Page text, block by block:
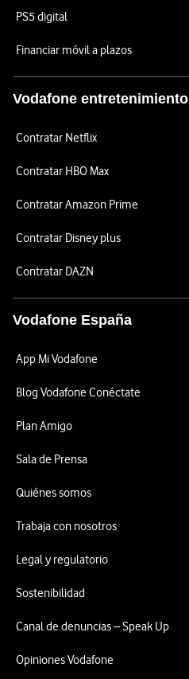
PS5 digital
Financiar móvil a plazos
Vodafone entretenimiento
Contratar Netflix
Contratar HBO Max
Contratar Amazon Prime
Contratar Disney plus
Contratar DAZN
Vodafone España
App Mi Vodafone
Blog Vodafone Conéctate
Plan Amigo
Sala de Prensa
Quiénes somos
Trabaja con nosotros
Legal y regulatorio
Sostenibilidad
Canal de denuncias – Speak Up
Opiniones Vodafone